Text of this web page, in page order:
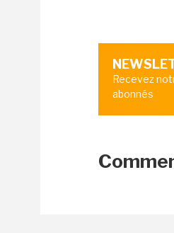
Recevez
abonnés